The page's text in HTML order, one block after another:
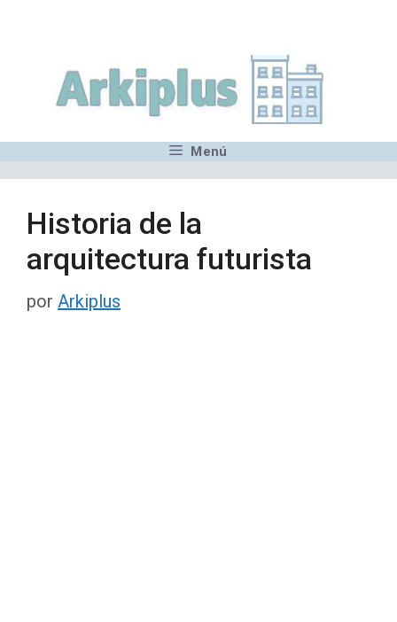
contenido
Menú
Historia de la
arquitectura futurista
por Arkiplus